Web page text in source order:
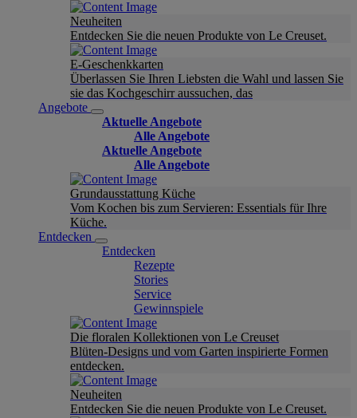
Neuheiten
Entdecken Sie die neuen Produkte von Le Creuset.
E-Geschenkkarten
Überlassen Sie Ihren Liebsten die Wahl und lassen Sie
sie das Kochgeschirr aussuchen, das
Angebote
Aktuelle Angebote
Alle Angebote
Aktuelle Angebote
Alle Angebote
Grundausstattung Küche
Vom Kochen bis zum Servieren: Essentials für Ihre
Küche.
Entdecken
Entdecken
Rezepte
Stories
Service
Gewinnspiele
Die floralen Kollektionen von Le Creuset
Blüten-Designs und vom Garten inspirierte Formen
entdecken.
Neuheiten
Entdecken Sie die neuen Produkte von Le Creuset.